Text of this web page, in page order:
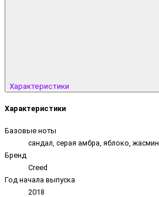
Характеристики
Характеристики
Базовые ноты
сандал, серая амбра, яблоко, жасмин
Бренд
Creed
Год начала выпуска
2018